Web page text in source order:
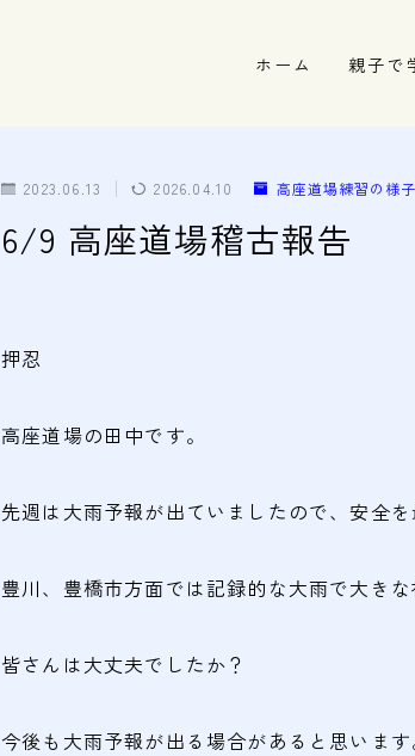
ホーム 親子で
2023.06.13 2026.04.10 高座道場練習の様子
6/9 高座道場稽古報告
押忍
高座道場の田中です。
先週は大雨予報が出ていましたので、安全を
豊川、豊橋市方面では記録的な大雨で大きな
皆さんは大丈夫でしたか？
今後も大雨予報が出る場合があると思います